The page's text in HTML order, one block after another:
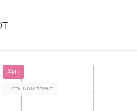
Хит
Есть комплект